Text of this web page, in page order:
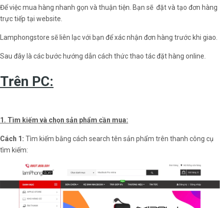
Để việc mua hàng nhanh gọn và thuận tiện. Bạn sẽ đặt và tạo đơn hàng
trực tiếp tại website.
Lamphongstore sẽ liên lạc với bạn để xác nhận đơn hàng trước khi giao.
Sau đây là các bước hướng dẫn cách thức thao tác đặt hàng online.
Trên PC:
1. Tìm kiếm và chọn sản phẩm cần mua:
Cách 1: Tìm kiếm bằng cách search tên sản phẩm trên thanh công cụ
tìm kiếm: